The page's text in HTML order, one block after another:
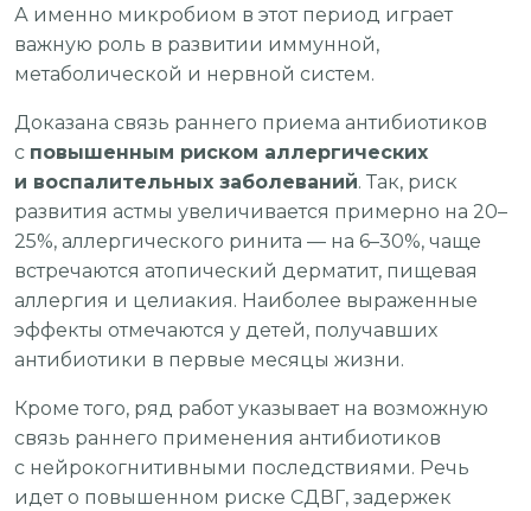
А именно микробиом в этот период играет
важную роль в развитии иммунной,
метаболической и нервной систем.
Доказана связь раннего приема антибиотиков
с повышенным риском аллергических
и воспалительных заболеваний. Так, риск
развития астмы увеличивается примерно на 20–
25%, аллергического ринита — на 6–30%, чаще
встречаются атопический дерматит, пищевая
аллергия и целиакия. Наиболее выраженные
эффекты отмечаются у детей, получавших
антибиотики в первые месяцы жизни.
Кроме того, ряд работ указывает на возможную
связь раннего применения антибиотиков
с нейрокогнитивными последствиями. Речь
идет о повышенном риске СДВГ, задержек